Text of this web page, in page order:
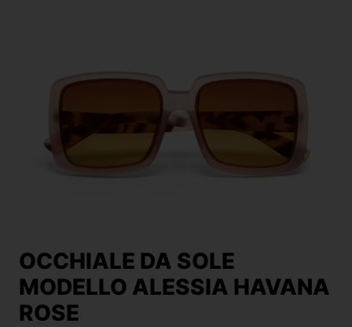
OCCHIALE DA SOLE
MODELLO ALESSIA HAVANA
ROSE